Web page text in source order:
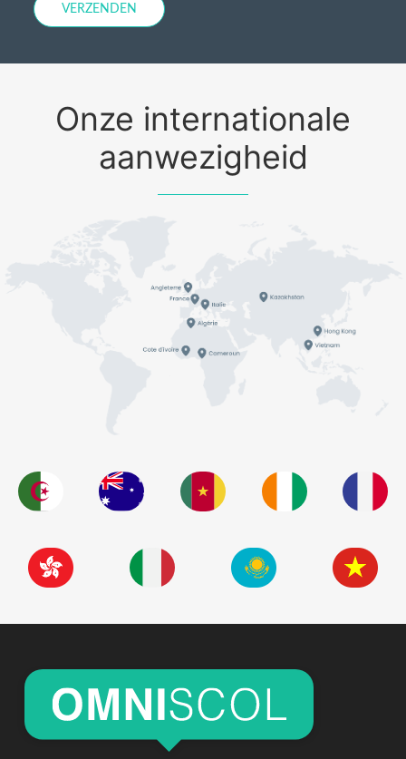
VERZENDEN
Onze internationale
aanwezigheid